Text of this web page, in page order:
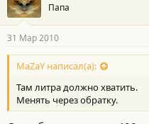
Папа
31 Мар 2010
MaZaY написал(а):
Там литра должно хватить.
Менять через обратку.